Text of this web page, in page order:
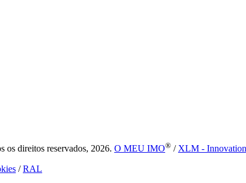
direitos reservados, 2026. O MEU IMO® /XLM -
/RAL